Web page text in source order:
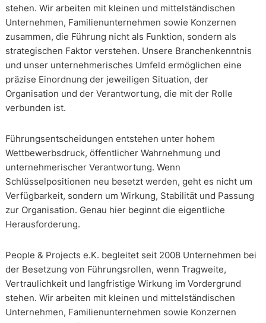
stehen. Wir arbeiten mit kleinen und mittelständischen
Unternehmen, Familienunternehmen sowie Konzernen
zusammen, die Führung nicht als Funktion, sondern als
strategischen Faktor verstehen. Unsere Branchenkenntnis
und unser unternehmerisches Umfeld ermöglichen eine
präzise Einordnung der jeweiligen Situation, der
Organisation und der Verantwortung, die mit der Rolle
verbunden ist.
Führungsentscheidungen entstehen unter hohem
Wettbewerbsdruck, öffentlicher Wahrnehmung und
unternehmerischer Verantwortung. Wenn
Schlüsselpositionen neu besetzt werden, geht es nicht um
Verfügbarkeit, sondern um Wirkung, Stabilität und Passung
zur Organisation. Genau hier beginnt die eigentliche
Herausforderung.
People & Projects e.K. begleitet seit 2008 Unternehmen bei
der Besetzung von Führungsrollen, wenn Tragweite,
Vertraulichkeit und langfristige Wirkung im Vordergrund
stehen. Wir arbeiten mit kleinen und mittelständischen
Unternehmen, Familienunternehmen sowie Konzernen